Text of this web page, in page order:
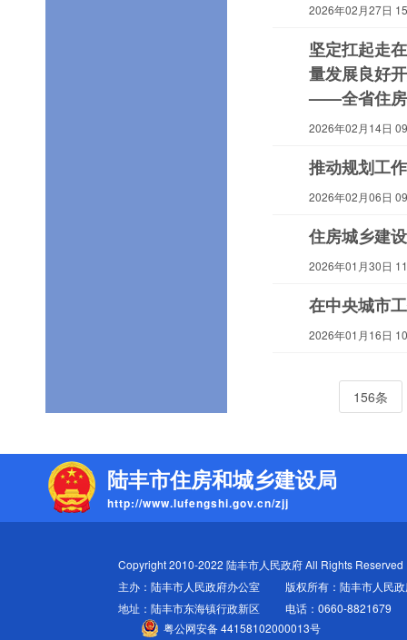
2026年02月27日
坚定扛起走
量发展良好
——全省住房
2026年02月14日
推动规划工
2026年02月06日
住房城乡建
2026年01月30日
在中央城市
2026年01月16日
156条
陆丰市住房和城乡建设局
http://www.lufengshi.gov.cn/zjj
Copyright 2010-2022 陆丰市人民政府 All Rights Reserved
主办：陆丰市人民政府办公室
版权所有：陆丰市人民
地址：陆丰市东海镇行政新区
电话：0660-8821679
粤公网安备 44158102000013号